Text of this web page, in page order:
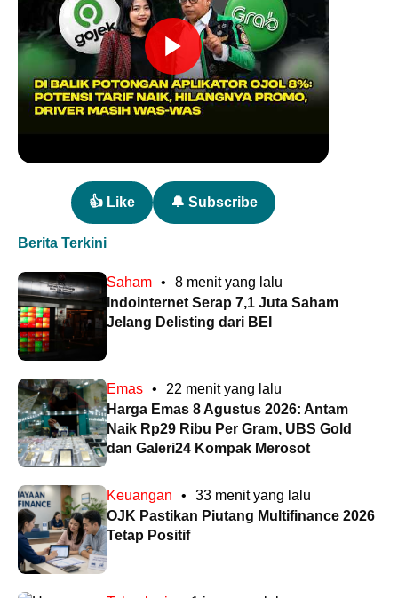
👍 Like 🔔 Subscribe
Berita Terkini
Saham •
8 menit yang lalu
Indointernet Serap 7,1 Juta Saham
Jelang Delisting dari BEI
Emas •
22 menit yang lalu
Harga Emas 8 Agustus 2026: Antam
Naik Rp29 Ribu Per Gram, UBS Gold
dan Galeri24 Kompak Merosot
Keuangan •
33 menit yang lalu
OJK Pastikan Piutang Multifinance 2026
Tetap Positif